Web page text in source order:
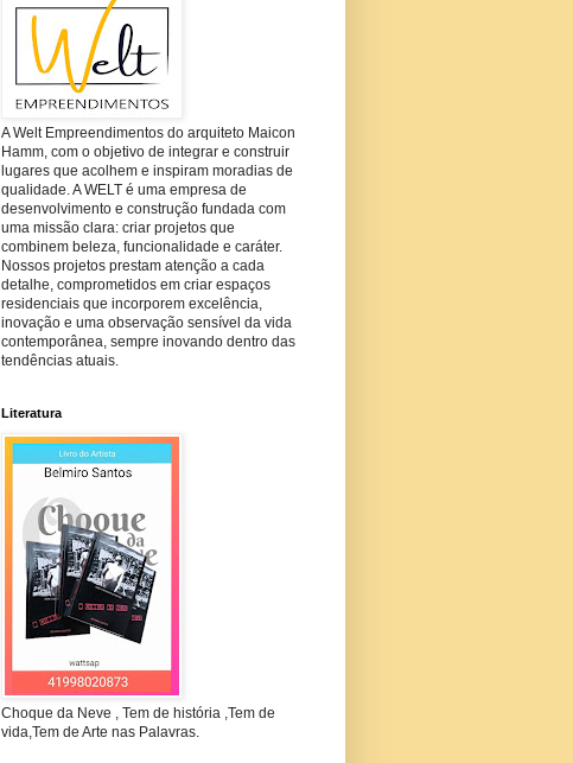
A Welt Empreendimentos do arquiteto Maicon
Hamm, com o objetivo de integrar e construir
lugares que acolhem e inspiram moradias de
qualidade. A WELT é uma empresa de
desenvolvimento e construção fundada com
uma missão clara: criar projetos que
combinem beleza, funcionalidade e caráter.
Nossos projetos prestam atenção a cada
detalhe, comprometidos em criar espaços
residenciais que incorporem excelência,
inovação e uma observação sensível da vida
contemporânea, sempre inovando dentro das
tendências atuais.
Literatura
Choque da Neve , Tem de história ,Tem de
vida,Tem de Arte nas Palavras.